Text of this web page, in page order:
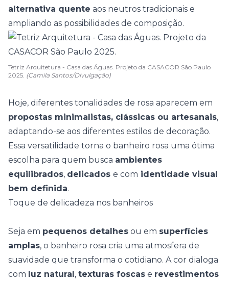
alternativa quente aos neutros tradicionais e
ampliando as possibilidades de composição.
Tetriz Arquitetura - Casa das Águas. Projeto da CASACOR São Paulo
2025. (Camila Santos/Divulgação)
Hoje, diferentes tonalidades de rosa aparecem em
propostas minimalistas, clássicas ou artesanais,
adaptando-se aos diferentes estilos de decoração.
Essa versatilidade torna o banheiro rosa uma ótima
escolha para quem busca ambientes
equilibrados, delicados e com identidade visual
bem definida.
Toque de delicadeza nos banheiros
Seja em pequenos detalhes ou em superfícies
amplas, o banheiro rosa cria uma atmosfera de
suavidade que transforma o cotidiano. A cor dialoga
com luz natural, texturas foscas e revestimentos